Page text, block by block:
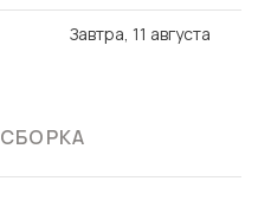
Завтра, 11 августа
СБОРКА